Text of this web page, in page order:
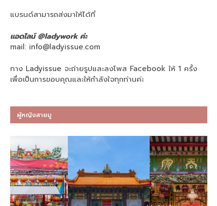
แบรนด์สามารถส่งมาให้ได้ที่
แอดไลน์ @ladywork ค่ะ
mail: info@ladyissue.com
ทาง Ladyissue จะถ่ายรูปและลงโพส Facebook ให้ 1 ครั้ง
เพื่อเป็นการขอบคุณและให้กำลังใจทุกท่านค่ะ
ผู้หญิงสายมู